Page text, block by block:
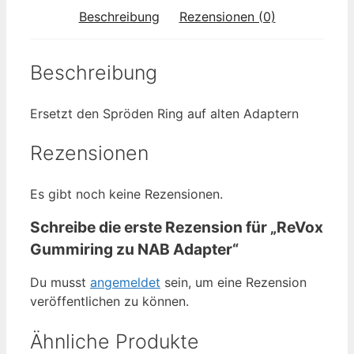
Beschreibung Rezensionen (0)
Beschreibung
Ersetzt den Spröden Ring auf alten Adaptern
Rezensionen
Es gibt noch keine Rezensionen.
Schreibe die erste Rezension für „ReVox
Gummiring zu NAB Adapter“
Du musst angemeldet sein, um eine Rezension
veröffentlichen zu können.
Ähnliche Produkte